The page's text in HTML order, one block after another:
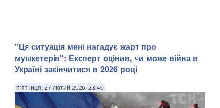
"Ця ситуація мені нагадує жарт про
мушкетерів": Експерт оцінив, чи може війна в
Україні закінчитися в 2026 році
п’ятниця, 27 лютий 2026, 23:40